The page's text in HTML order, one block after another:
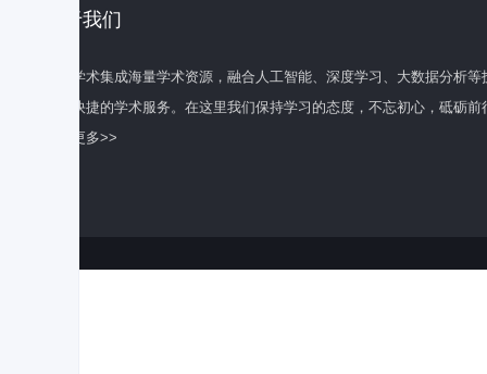
关于我们
百度学术集成海量学术资源，融合人工智能、深度学习、大数据分析
全面快捷的学术服务。在这里我们保持学习的态度，不忘初心，砥砺前
了解更多>>